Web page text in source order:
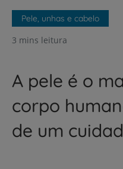
Pele, unhas e cabelo
3 mins leitura
A pele é o
corpo
de um